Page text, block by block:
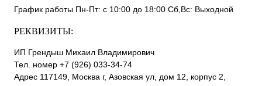
График работы Пн-Пт: с 10:00 до 18:00 Сб,Вс: Выходной
РЕКВИЗИТЫ:
ИП Грендыш Михаил Владимирович
Тел. номер +7 (926) 033-34-74
Адрес 117149, Москва г, Азовская ул, дом 12, корпус 2,